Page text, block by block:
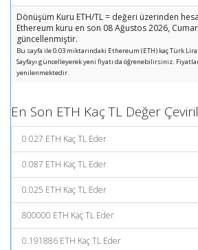
Dönüşüm Kuru ETH/TL = değeri üzerinden
Ethereum kuru en son 08 Ağustos 2026,
güncellenmiştir.
Bu sayfa ile 0.03 miktarındaki Ethereum (ETH) kaç Türk
Sayfayı güncelleyerek yeni fiyatı da öğrenebilirsiniz.
yenilenmektedir.
En Son ETH Kaç TL Değer
0.027 ETH Kaç TL Eder
0.087 ETH Kaç TL Eder
0.025 ETH Kaç TL Eder
800000 ETH Kaç TL Eder
0.191886 ETH Kaç TL Eder